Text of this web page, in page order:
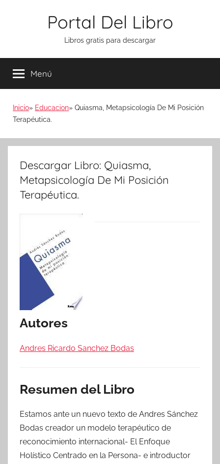
Portal Del Libro
Libros gratis para descargar
Menú
Inicio Educacion
Quiasma, Metapsicología De Mi Posición
Terapéutica.
Descargar Libro: Quiasma,
Metapsicología De Mi Posición
Terapéutica.
Autores
Andres Ricardo Sanchez Bodas
Resumen del Libro
Estamos ante un nuevo texto de Andres Sánchez
Bodas creador un modelo terapéutico de
reconocimiento internacional- El Enfoque
Holístico Centrado en la Persona- e introductor